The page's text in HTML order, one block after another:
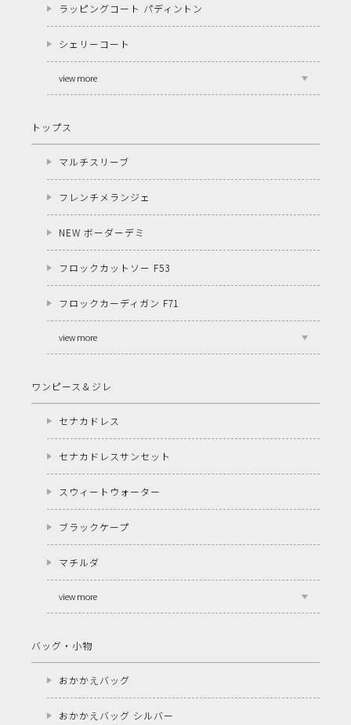
ラッピングコート パディントン
シェリーコート
view more
トップス
マルチスリーブ
フレンチメランジェ
NEW ボーダーデミ
フロックカットソー F53
フロックカーディガン F71
view more
ワンピース＆ジレ
セナカドレス
セナカドレスサンセット
スウィートウォーター
ブラックケープ
マチルダ
view more
バッグ・小物
おかかえバッグ
おかかえバッグ シルバー